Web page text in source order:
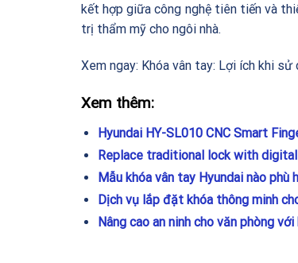
kết hợp giữa công nghệ tiên tiến và
trị thẩm mỹ cho ngôi nhà.
Xem ngay: Khóa vân tay: Lợi ích khi
Xem thêm:
Hyundai HY-SL010 CNC Smart
Replace traditional lock with
Mẫu khóa vân tay Hyundai nào phù
Dịch vụ lắp đặt khóa thông minh
Nâng cao an ninh cho văn phòng